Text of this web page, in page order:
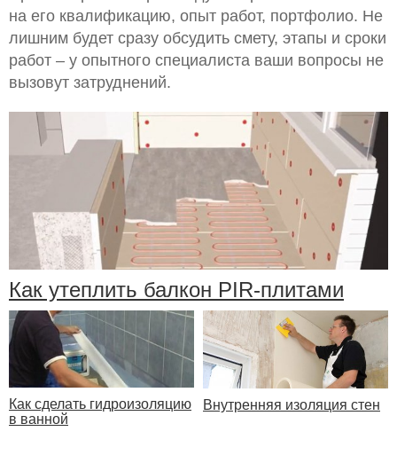
на его квалификацию, опыт работ, портфолио. Не
лишним будет сразу обсудить смету, этапы и сроки
работ – у опытного специалиста ваши вопросы не
вызовут затруднений.
Как утеплить балкон PIR-плитами
Как сделать гидроизоляцию
в ванной
Внутренняя изоляция стен